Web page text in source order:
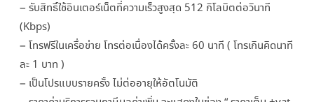
– รับสิทธิ์ใช้อินเตอร์เน็ตที่ความเร็วสูงสุด 512 กิโลบิตต่อวินาที
(Kbps)
– โทรฟรีในเครื่อข่าย โทรต่อเนื่องได้ครั้งละ 60 นาที ( โทรเกินคิดนาที
ละ 1 บาท )
– เป็นโปรแบบรายครั้ง ไม่ต่ออายุให้อัตโนมัติ